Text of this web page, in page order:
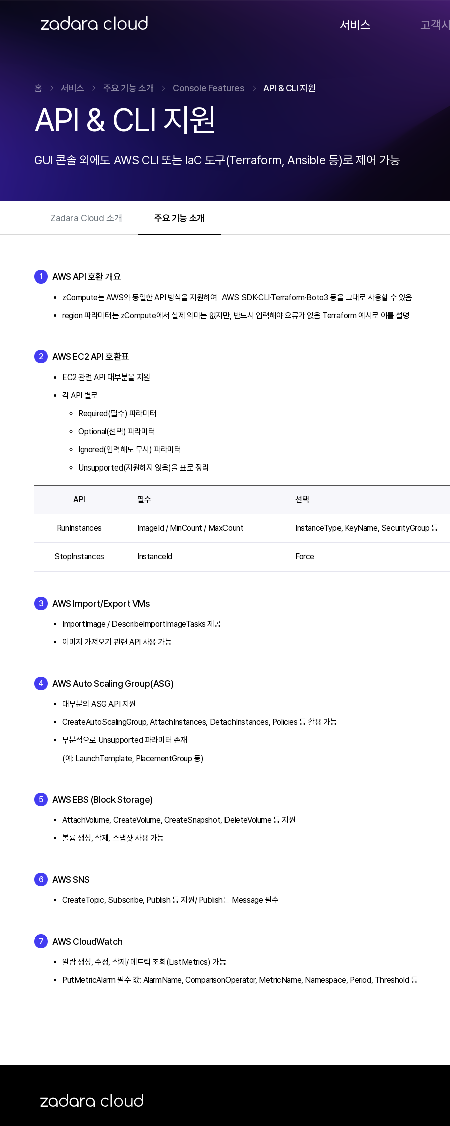
ZADARA CLOUD 서비스 고객
홈 서비스 주요 기능 소개 Console Features API & CLI 지원
API & CLI 지원
GUI 콘솔 외에도 AWS CLI 또는 IaC 도구(Terraform, Ansible 등)로 제어 가능
Zadara Cloud 소개 주요 기능 소개
AWS API 호환 개요
zCompute는 AWS와 동일한 API 방식을 지원하여 AWS SDK·CLI·Terraform·Boto3 등을 그대로 사용할 수 있음
region 파라미터는 zCompute에서 실제 의미는 없지만, 반드시 입력해야 오류가 없음 Terraform 예시로 이를 설명
AWS EC2 API 호환표
EC2 관련 API 대부분을 지원
각 API 별로
Required(필수) 파라미터
Optional(선택) 파라미터
Ignored(입력해도 무시) 파라미터
Unsupported(지원하지 않음)을 표로 정리
API 필수 선택
RunInstances ImageId / MinCount / MaxCount InstanceType, KeyName, SecurityGroup 등
StopInstances InstanceId Force
AWS Import/Export VMs
ImportImage / DescribeImportImageTasks 제공
이미지 가져오기 관련 API 사용 가능
AWS Auto Scaling Group(ASG)
대부분의 ASG API 지원
CreateAutoScalingGroup, AttachInstances, DetachInstances, Policies 등 활용 가능
부분적으로 Unsupported 파라미터 존재
(예: LaunchTemplate, PlacementGroup 등)
AWS EBS (Block Storage)
AttachVolume, CreateVolume, CreateSnapshot, DeleteVolume 등 지원
볼륨 생성, 삭제, 스냅샷 사용 가능
AWS SNS
CreateTopic, Subscribe, Publish 등 지원/ Publish는 Message 필수
AWS CloudWatch
알람 생성, 수정, 삭제/ 메트릭 조회(ListMetrics) 가능
PutMetricAlarm 필수 값: AlarmName, ComparisonOperator, MetricName, Namespace, Period, Threshold 등
ZADARA CLOUD